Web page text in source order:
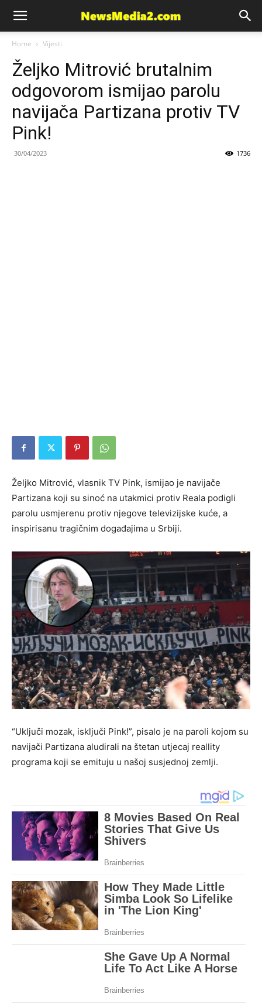
News
Media
Home Vijesti
Željko Mitrović brutalnim
odgovorom ismijao parolu
navijača Partizana protiv TV
Pink!
30/04/2023 1736
Željko Mitrović, vlasnik TV Pink, ismijao je navijače
Partizana koji su sinoć na utakmici protiv Reala podigli
parolu usmjerenu protiv njegove televizijske kuće, a
inspirisanu tragičnim događajima u Srbiji.
“Uključi mozak, isključi Pink!”, pisalo je na paroli kojom su
navijači Partizana aludirali na štetan utjecaj reallity
programa koji se emituju u našoj susjednoj zemlji.